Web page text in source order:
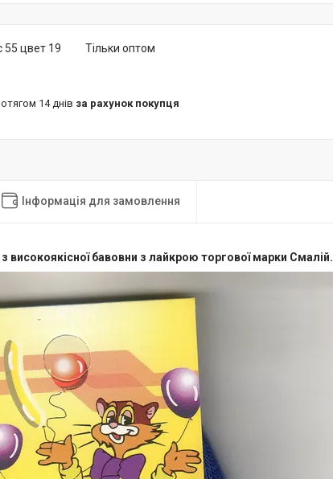
Тільки оптом
55 цвет 19
14 днів за рахунок покупця
Інформація для замовлення
високоякісної бавовни з лайкрою торгової марки Смалій.